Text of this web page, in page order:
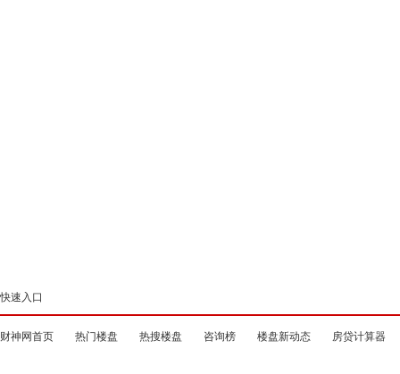
快速入口
财神网首页 热门楼盘 热搜楼盘 咨询榜 楼盘新动态 房贷计算器